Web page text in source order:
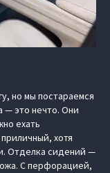
но мы постараемся
— это нечто. Они
ехать
хотя
Отделка сидений —
С перфорацией,